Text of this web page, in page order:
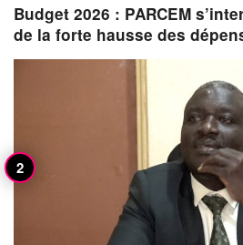
Budget 2026 : PARCEM
de la forte hausse des